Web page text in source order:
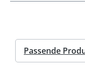
Passende